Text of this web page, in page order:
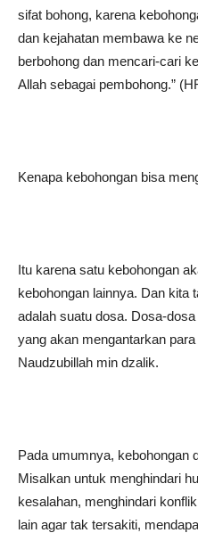
sifat bohong, karena
dan kejahatan membawa ke
berbohong dan mencari-cari
Allah sebagai pembohong.”
Kenapa kebohongan bisa
Itu karena satu kebohongan
kebohongan lainnya. Dan kita
adalah suatu dosa. Dosa-
yang akan mengantarkan
Naudzubillah min dzalik.
Pada umumnya, kebohongan
Misalkan untuk menghindari
kesalahan, menghindari
lain agar tak tersakiti,